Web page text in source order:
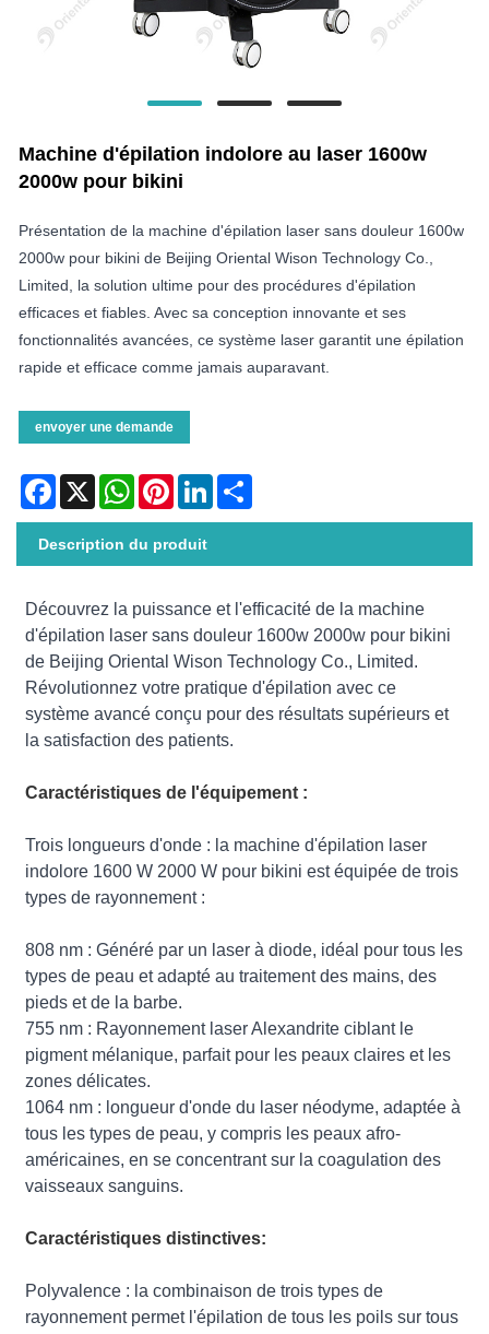
Machine d'épilation indolore au laser 1600w
2000w pour bikini
Présentation de la machine d'épilation laser sans douleur 1600w
2000w pour bikini de Beijing Oriental Wison Technology Co.,
Limited, la solution ultime pour des procédures d'épilation
efficaces et fiables. Avec sa conception innovante et ses
fonctionnalités avancées, ce système laser garantit une épilation
rapide et efficace comme jamais auparavant.
envoyer une demande
Facebook
X WhatsAppPinterestLinkedIn
Description du produit
Découvrez la puissance et l'efficacité de la machine
d'épilation laser sans douleur 1600w 2000w pour bikini
de Beijing Oriental Wison Technology Co., Limited.
Révolutionnez votre pratique d'épilation avec ce
système avancé conçu pour des résultats supérieurs et
la satisfaction des patients.
Caractéristiques de l'équipement :
Trois longueurs d'onde : la machine d'épilation laser
indolore 1600 W 2000 W pour bikini est équipée de trois
types de rayonnement :
808 nm : Généré par un laser à diode, idéal pour tous les
types de peau et adapté au traitement des mains, des
pieds et de la barbe.
755 nm : Rayonnement laser Alexandrite ciblant le
pigment mélanique, parfait pour les peaux claires et les
zones délicates.
1064 nm : longueur d'onde du laser néodyme, adaptée à
tous les types de peau, y compris les peaux afro-
américaines, en se concentrant sur la coagulation des
vaisseaux sanguins.
Caractéristiques distinctives:
Polyvalence : la combinaison de trois types de
rayonnement permet l'épilation de tous les poils sur tous